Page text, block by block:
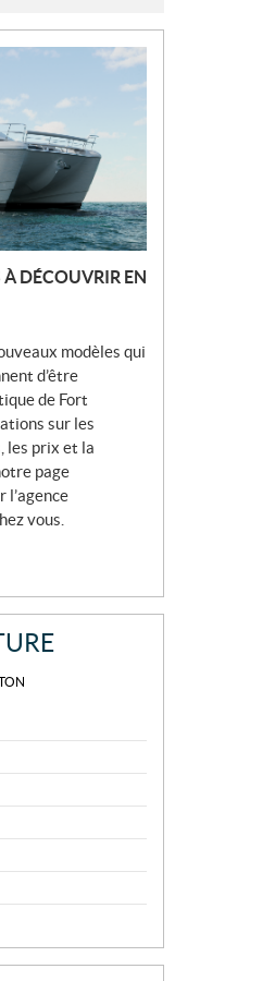
DÉCOUVRIR EN
modèles qui
d’être
de Fort
sur les
les prix et la
page
l’agence
vous.